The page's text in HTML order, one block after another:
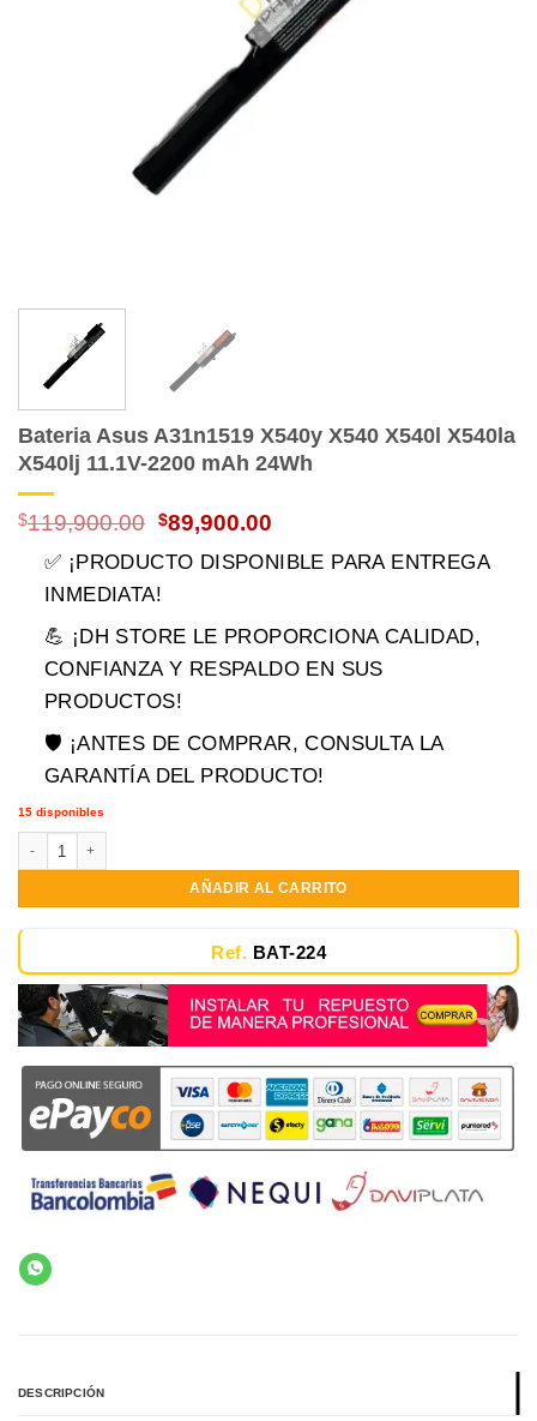
Bateria Asus A31n1519 X540y X540 X540l X540la
X540lj 11.1V-2200 mAh 24Wh
$119,900.00 El
original
era:
$89,900.00El
actual
✅ ¡PRODUCTO DISPONIBLE PARA ENTREGA
INMEDIATA!
💪 ¡DH STORE LE PROPORCIONA CALIDAD,
CONFIANZA Y RESPALDO EN SUS
PRODUCTOS!
🛡️ ¡ANTES DE COMPRAR, CONSULTA LA
GARANTÍA DEL PRODUCTO!
15 disponibles
AÑADIR AL CARRITO
Ref. BAT-224
DESCRIPCIÓN